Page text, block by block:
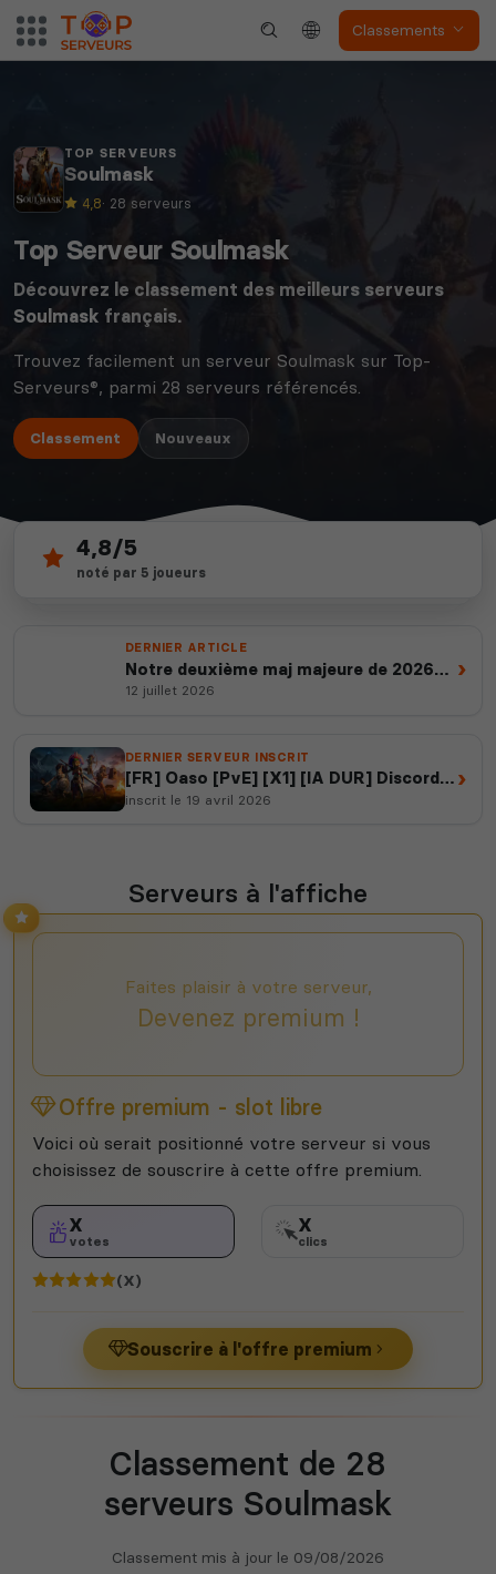
Classements
TOP SERVEURS
Soulmask
4,8· 28 serveurs
Top Serveur Soulmask
Découvrez le classement des meilleurs serveurs
Soulmask français.
Trouvez facilement un serveur Soulmask sur Top-
Serveurs®, parmi 28 serveurs référencés.
Classement Nouveaux
28
serveurs actifs
depuis 2012
4,8/5
noté par 5 joueurs
DERNIER ARTICLE
Notre deuxième maj majeure de 2026
est en ligne
12 juillet 2026
›
DERNIER SERVEUR INSCRIT
[FR] Oaso [PvE] [X1] [IA DUR] Discord :
DdZsQ4Hmsh
inscrit le 19 avril 2026
›
Serveurs à l'affiche
Faites plaisir à votre serveur,
Devenez premium !
Offre premium - slot libre
Voici où serait positionné votre serveur si vous
choisissez de souscrire à cette offre premium.
X
votes
X
clics
(X)
Souscrire à l'offre premium
Classement de 28
serveurs Soulmask
Classement mis à jour le 09/08/2026